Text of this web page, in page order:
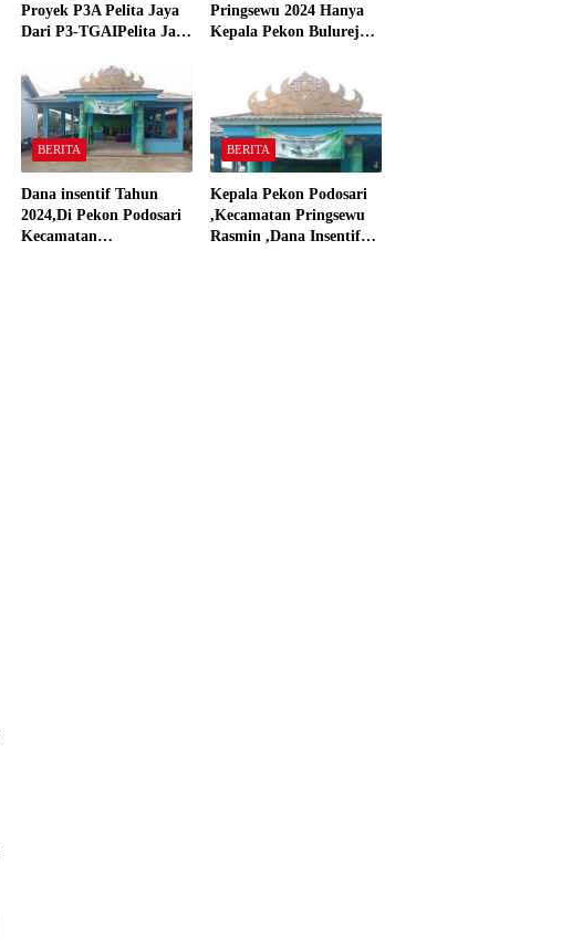
Proyek P3A Pelita Jaya
Dari P3-TGAIPelita Jaya
“Semua Material Sesuai
Standar”
Pringsewu 2024 Hanya
Kepala Pekon Bulurejo
dan Dana Insentif Pekon
BERITA
Dana insentif Tahun
2024,Di Pekon Podosari
Kecamatan
BERITA
Kepala Pekon Podosari
,Kecamatan Pringsewu
Rasmin ,Dana Insentif